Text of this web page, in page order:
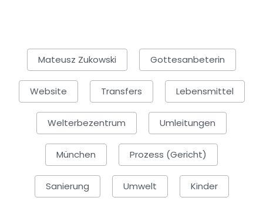
Mateusz Zukowski Gottesanbeterin
Website Transfers Lebensmittel
Welterbezentrum Umleitungen
München Prozess (Gericht)
Sanierung Umwelt Kinder